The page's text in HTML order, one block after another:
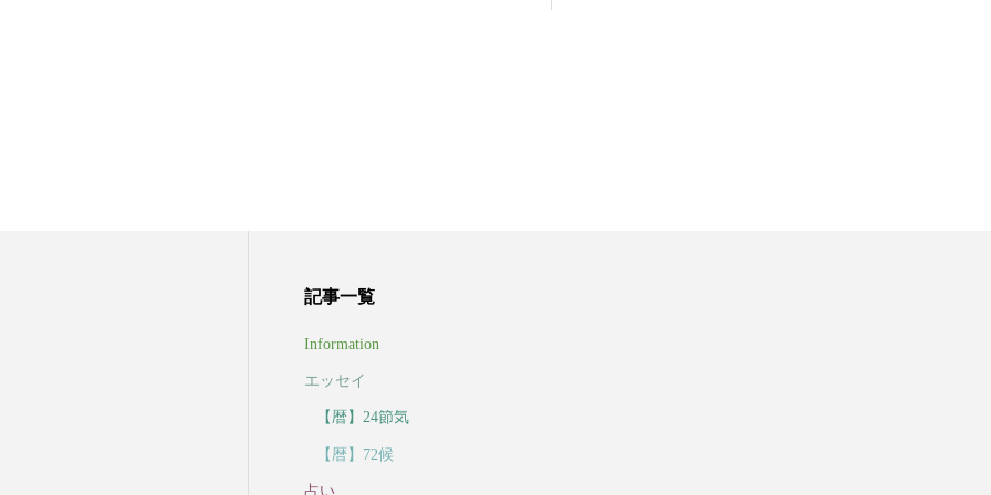
記事一覧
Information
エッセイ
【暦】24節気
【暦】72候
占い